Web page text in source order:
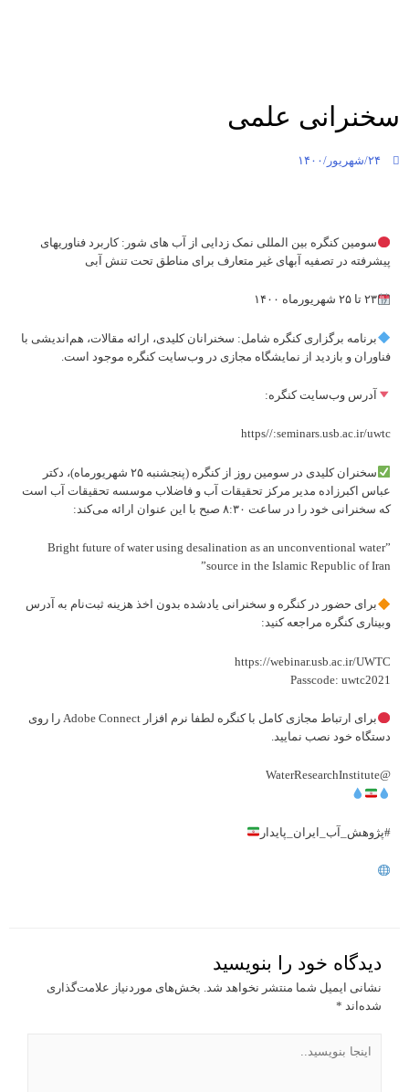
سخنرانی علمی
۲۴/شهریور/۱۴۰۰
سومین کنگره بین المللی نمک زدایی از آب های شور: کاربرد فناوریهای
پیشرفته در تصفیه آبهای غیر متعارف برای مناطق تحت تنش آبی
۲۳ تا ۲۵ شهریورماه ۱۴۰۰
برنامه برگزاری کنگره شامل: سخنرانان کلیدی، ارائه مقالات، هم‌اندیشی با
فناوران و بازدید از نمایشگاه مجازی در وب‌سایت کنگره موجود است.
آدرس وب‌سایت کنگره:
https//:seminars.usb.ac.ir/uwtc
سخنران کلیدی در سومین روز از کنگره (پنجشنبه ۲۵ شهریورماه)، دکتر
عباس اکبرزاده مدیر مرکز تحقیقات آب و فاضلاب موسسه تحقیقات آب است
که سخنرانی خود را در ساعت ۸:۳۰ صبح با این عنوان ارائه می‌کند:
”Bright future of water using desalination as an unconventional water
source in the Islamic Republic of Iran”
برای حضور در کنگره و سخنرانی یادشده بدون اخذ هزینه ثبت‌نام به آدرس
وبیناری کنگره مراجعه کنید:
https://webinar.usb.ac.ir/UWTC
Passcode: uwtc2021
برای ارتباط مجازی کامل با کنگره لطفا نرم افزار Adobe Connect را روی
دستگاه خود نصب نمایید.
@WaterResearchInstitute
#پژوهش_آب_ایران_پایدار
دیدگاه‌ خود را بنویسید
نشانی ایمیل شما منتشر نخواهد شد. بخش‌های موردنیاز علامت‌گذاری
شده‌اند *